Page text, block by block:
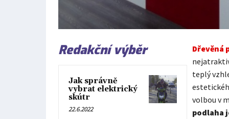
Redakční výběr
Jak správně
vybrat elektrický
skútr
22.6.2022
Dřevěná
teplý
volbou v
podlaha